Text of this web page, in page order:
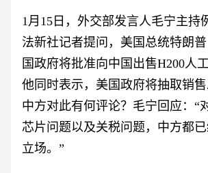
1月15日，外交部发言人毛宁主持
法新社记者提问，美国总统特朗
国政府将批准向中国出售H200人
他同时表示，美国政府将抽取销售
中方对此有何评论？毛宁回应：“
芯片问题以及关税问题，中方都
立场。”